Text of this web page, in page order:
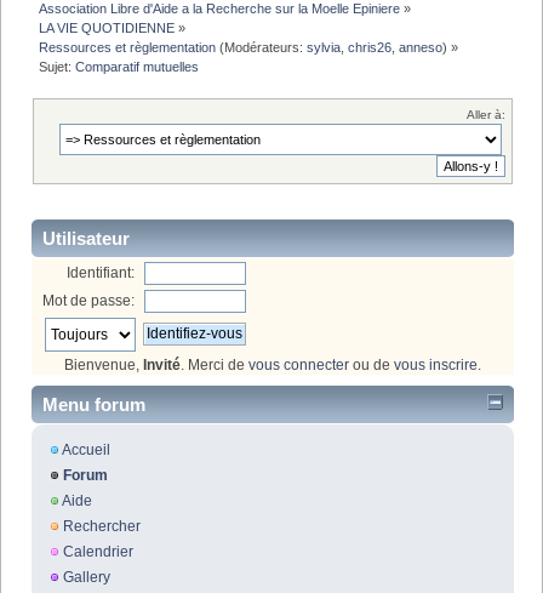
Association Libre d'Aide a la Recherche sur la Moelle Epiniere »
LA VIE QUOTIDIENNE »
Ressources et règlementation (Modérateurs:sylvia ,chris26 ,anneso) »
Sujet:Comparatif mutuelles
Aller à:
Utilisateur
Identifiant:
Mot de passe:
Bienvenue, Invité. Merci de vous connecter ou de vous inscrire.
Menu forum
Accueil
Forum
Aide
Rechercher
Calendrier
Gallery